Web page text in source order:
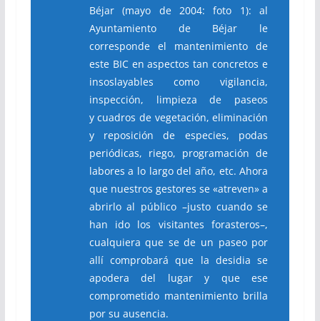
Béjar (mayo de 2004: foto 1): al
Ayuntamiento de Béjar le
corresponde el mantenimiento de
este BIC en aspectos tan concretos e
insoslayables como vigilancia,
inspección, limpieza de paseos
y cuadros de vegetación, eliminación
y reposición de especies, podas
periódicas, riego, programación de
labores a lo largo del año, etc. Ahora
que nuestros gestores se «atreven» a
abrirlo al público –justo cuando se
han ido los visitantes forasteros–,
cualquiera que se de un paseo por
allí comprobará que la desidia se
apodera del lugar y que ese
comprometido mantenimiento brilla
por su ausencia.